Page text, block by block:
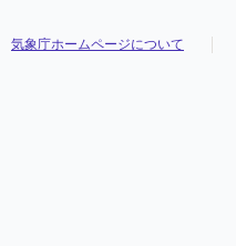
気象庁ホームページについて